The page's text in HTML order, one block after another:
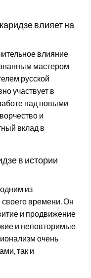
влияет на
влияние
мастером
русской
участвует в
над новыми
и
вклад в
в истории
из
времени. Он
и продвижение
и неповторимые
очень
так и